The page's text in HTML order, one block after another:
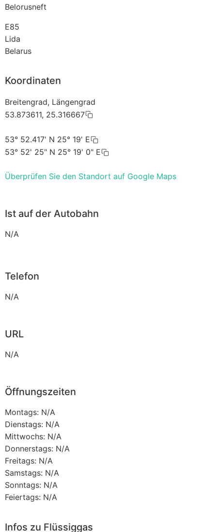
Belorusneft
E85
Lida
Belarus
Koordinaten
Breitengrad, Längengrad
53.873611, 25.316667
53° 52.417' N 25° 19' E
53° 52' 25" N 25° 19' 0" E
Überprüfen Sie den Standort auf Google Maps
Ist auf der Autobahn
N/A
Telefon
N/A
URL
N/A
Öffnungszeiten
Montags: N/A
Dienstags: N/A
Mittwochs: N/A
Donnerstags: N/A
Freitags: N/A
Samstags: N/A
Sonntags: N/A
Feiertags: N/A
Infos zu Flüssiggas